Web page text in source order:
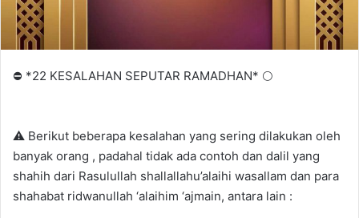
⛔ *22 KESALAHAN SEPUTAR RAMADHAN* 🌕
⚠ Berikut beberapa kesalahan yang sering dilakukan oleh
banyak orang , padahal tidak ada contoh dan dalil yang
shahih dari Rasulullah shallallahu’alaihi wasallam dan para
shahabat ridwanullah ‘alaihim ‘ajmain, antara lain :